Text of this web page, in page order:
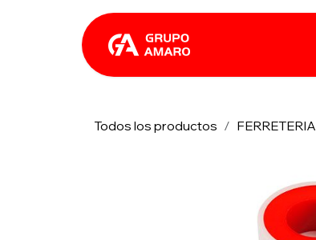
Todos los productos FERRETERIA